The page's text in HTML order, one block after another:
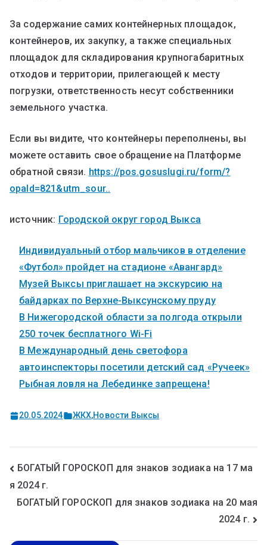
За содержание самих контейнерных площадок,
контейнеров, их закупку, а также специальных
площадок для складирования крупногабаритных
отходов и территории, прилегающей к месту
погрузки, ответственность несут собственники
земельного участка.
Если вы видите, что контейнеры переполнены, вы
можете оставить свое обращение на Платформе
обратной связи. https://pos.gosuslugi.ru/form/?
opaId=821&utm_sour..
источник: Городской округ город Выкса
Индивидуальный отбор мальчиков в отделение
«Футбол» пройдет на стадионе «Авангард»
Музей Выксы приглашает на экскурсию на
байдарках по Верхне-Выксунскому пруду
В Нижегородской области за полгода открыли
250 точек бесплатного Wi-Fi
В Международный день светофора
автоинспекторы посетили детский сад «Ручеек»
Рыбная ловля на Лебединке запрещена!
20.05.2024 ЖКХ,Новости Выксы
БОГАТЫЙ ГОРОСКОП для знаков зодиака на 17 ма
я 2024 г.
БОГАТЫЙ ГОРОСКОП для знаков зодиака на 20 мая
2024 г.